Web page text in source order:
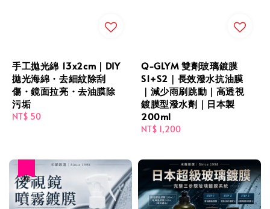
手工拋光綿 13x2cm｜DIY
拋光海綿・去細紋除刮
傷・鏡面拉亮・去油膜除
污垢
Regular
NT$ 50
Q-GLYM 雙劑玻璃鍍膜
S1+S2｜長效潑水抗油膜
｜減少雨刷跳動｜高透視
鍍膜型潑水劑｜日本製
200ml
Regular
NT$ 1,200